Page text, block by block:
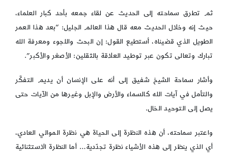
ثم تطرق سماحته إلى الحديث عن لقاء جمعه بأحد كبار العلماء،
حيث إنه وخلال الحديث معه قال هذا العالم الجليل: “بعد هذا العمر
الطويل الذي قضيناه، أستطيع القول: إن البحث واللجوء ومعرفة الله
تبارك وتعالى تكون عبر توطيد العلاقة بالثقلين: الأصغر والأكبر”.
وأشار سماحة الشيخ شفيق إلى أنه على الإنسان أن يديم التفكّر
والتأمل في آيات الله كالسماء والأرض والإبل وغيرها من الآيات حتى
يصل إلى التوحيد الخال.
واعتبر سماحته، أن هذه النظرة إلى الحياة هي نظرة الموالي العادي،
أي الذي ينظر إلى هذه الأشياء نظرة تجدّدية… أما النظرة الاستثنائية